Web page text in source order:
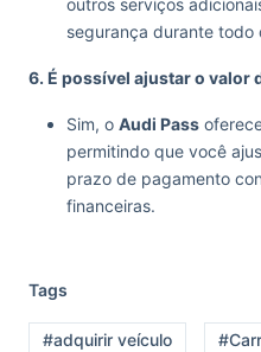
outros serviços
segurança durante todo
6. É possível ajustar o valor
Sim, o Audi Pass
permitindo que você
prazo de pagamento
financeiras.
Tags
#adquirir veículo